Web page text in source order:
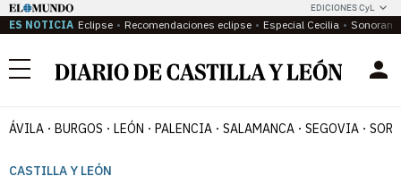
EDICIONES CyL
ES NOTICIA Eclipse Recomendaciones eclipse Especial Cecilia
Menú
ÁVILA BURGOS LEÓN PALENCIA SALAMANCA SEGOVIA
CASTILLA Y LEÓN